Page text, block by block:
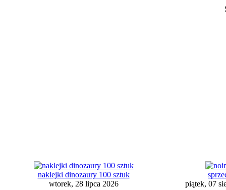
naklejki dinozaury 100 sztuk
wtorek, 28 lipca 2026
piątek, 07